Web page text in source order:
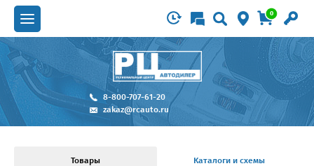
0
8-800-707-61-20
zakaz@rcauto.ru
Товары Каталоги и схемы